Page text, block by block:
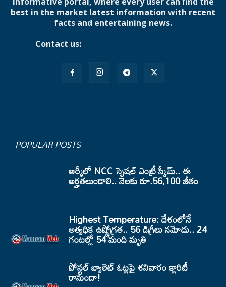
best in the market latest information with recent
facts and entertaining news.
Contact us:
POPULAR POSTS
ఆర్మీలో NCC స్పెషల్ ఎంట్రీ స్కీమ్.. ఈ
అర్హతలుండాలి.. నెలకు రూ.56,100 జీతం
Highest Temperature: దేశంలోనే
అత్యధిక ఉష్ణోగ్రత.. 56 డిగ్రీలు నమోదు.. 24
గంటల్లో 54 మంది మృతి
పోస్టల్ బ్యాలెట్ ఓట్లపై శనివారం క్లారిటీ
రానుందా!